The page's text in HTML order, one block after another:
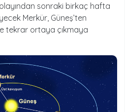
sonraki birkaç hafta
Merkür, Güneş’ten
tekrar ortaya çıkmaya